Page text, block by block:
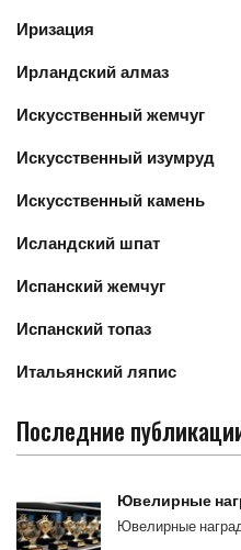
Иризация
Ирландский алмаз
Искусственный жемчуг
Искусственный изумруд
Искусственный камень
Исландский шпат
Испанский жемчуг
Испанский топаз
Итальянский ляпис
Последние
Ювелирные
Ювелирные